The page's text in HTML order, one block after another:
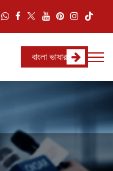
বাংলা ভাষার